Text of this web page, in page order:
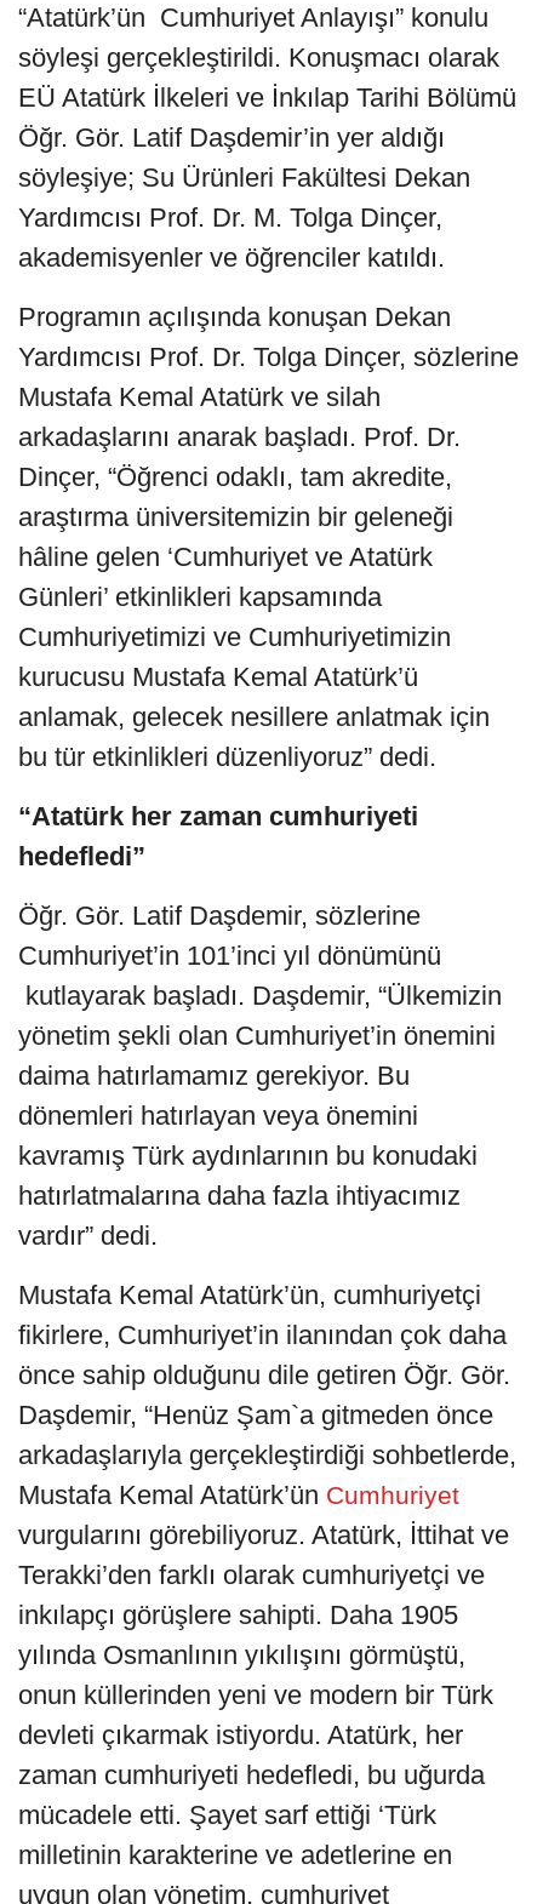
“Atatürk’ün Cumhuriyet Anlayışı” konulu
söyleşi gerçekleştirildi. Konuşmacı olarak
EÜ Atatürk İlkeleri ve İnkılap Tarihi Bölümü
Öğr. Gör. Latif Daşdemir’in yer aldığı
söyleşiye; Su Ürünleri Fakültesi Dekan
Yardımcısı Prof. Dr. M. Tolga Dinçer,
akademisyenler ve öğrenciler katıldı.
Programın açılışında konuşan Dekan
Yardımcısı Prof. Dr. Tolga Dinçer, sözlerine
Mustafa Kemal Atatürk ve silah
arkadaşlarını anarak başladı. Prof. Dr.
Dinçer, “Öğrenci odaklı, tam akredite,
araştırma üniversitemizin bir geleneği
hâline gelen ‘Cumhuriyet ve Atatürk
Günleri’ etkinlikleri kapsamında
Cumhuriyetimizi ve Cumhuriyetimizin
kurucusu Mustafa Kemal Atatürk’ü
anlamak, gelecek nesillere anlatmak için
bu tür etkinlikleri düzenliyoruz” dedi.
“Atatürk her zaman cumhuriyeti
hedefledi”
Öğr. Gör. Latif Daşdemir, sözlerine
Cumhuriyet’in 101’inci yıl dönümünü
kutlayarak başladı. Daşdemir, “Ülkemizin
yönetim şekli olan Cumhuriyet’in önemini
daima hatırlamamız gerekiyor. Bu
dönemleri hatırlayan veya önemini
kavramış Türk aydınlarının bu konudaki
hatırlatmalarına daha fazla ihtiyacımız
vardır” dedi.
Mustafa Kemal Atatürk’ün, cumhuriyetçi
fikirlere, Cumhuriyet’in ilanından çok daha
önce sahip olduğunu dile getiren Öğr. Gör.
Daşdemir, “Henüz Şam`a gitmeden önce
arkadaşlarıyla gerçekleştirdiği sohbetlerde,
Mustafa Kemal Atatürk’ün Cumhuriyet
vurgularını görebiliyoruz. Atatürk, İttihat ve
Terakki’den farklı olarak cumhuriyetçi ve
inkılapçı görüşlere sahipti. Daha 1905
yılında Osmanlının yıkılışını görmüştü,
onun küllerinden yeni ve modern bir Türk
devleti çıkarmak istiyordu. Atatürk, her
zaman cumhuriyeti hedefledi, bu uğurda
mücadele etti. Şayet sarf ettiği ‘Türk
milletinin karakterine ve adetlerine en
uygun olan yönetim, cumhuriyet